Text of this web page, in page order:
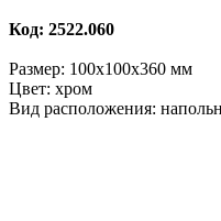
Код: 2522.060
Размер: 100x100x360 мм
Цвет: хром
Вид расположения: